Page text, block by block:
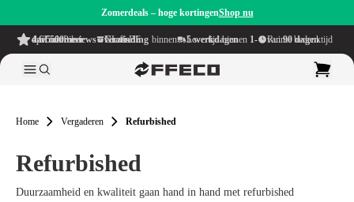
Zomerdeals – hoge kortingenShop nu
4.6/5
uit meer dan 500 reviews
op TrustPilot Gratis verzending
binnen NL & BE Levertijd binnen
1-5 werkdagen Ruime bedenktijd van90 dagen
Home Vergaderen Refurbished
Refurbished
Duurzaamheid en kwaliteit gaan hand in hand met refurbished